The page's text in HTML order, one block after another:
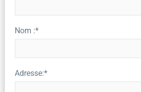
Nom :*
Adresse:*